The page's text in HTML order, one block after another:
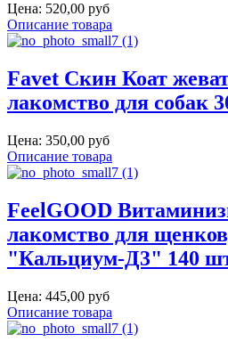
Цена: 520,00 руб
Описание товара
Favet Скин Коат
лакомство для собак
Цена: 350,00 руб
Описание товара
FeelGOOD
лакомство для
"Кальциум-Д3" 140
Цена: 445,00 руб
Описание товара